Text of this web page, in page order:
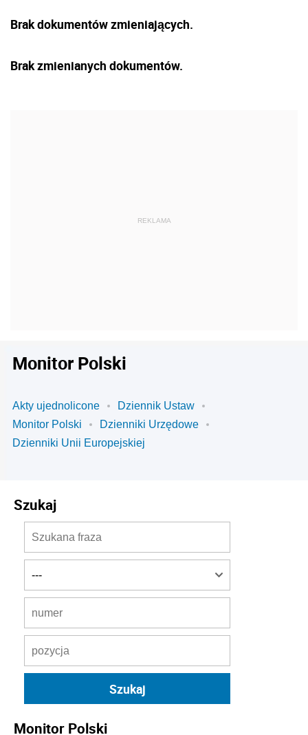
Brak dokumentów zmieniających.
Brak zmienianych dokumentów.
Monitor Polski
Akty ujednolicone
Dziennik Ustaw
Monitor Polski
Dzienniki Urzędowe
Dzienniki Unii Europejskiej
Szukaj
Monitor Polski